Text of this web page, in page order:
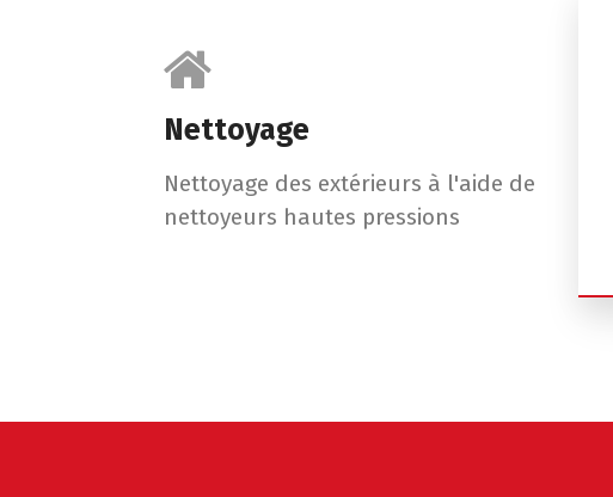
Nettoyage
Nettoyage des extérieurs à l'aide de
nettoyeurs hautes pressions